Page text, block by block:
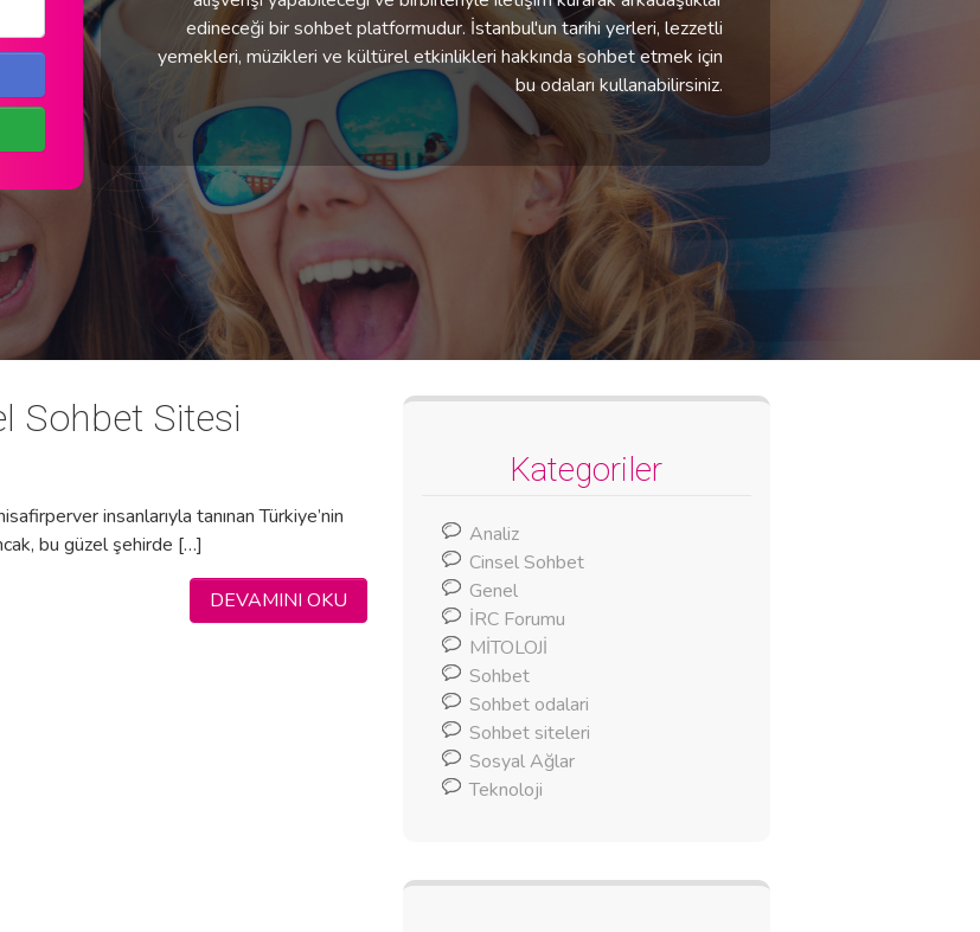
edineceği bir sohbet platformudur. İstanbul'un tarihi yerleri, lezzetli
yemekleri, müzikleri ve kültürel etkinlikleri hakkında sohbet etmek için
bu odaları kullanabilirsiniz.
Sohbet Sitesi
insanlarıyla tanınan Türkiye’nin
bu güzel şehirde […]
DEVAMINI OKU
Kategoriler
Analiz
Cinsel Sohbet
Genel
İRC Forumu
MİTOLOJİ
Sohbet
Sohbet odalari
Sohbet siteleri
Sosyal Ağlar
Teknoloji